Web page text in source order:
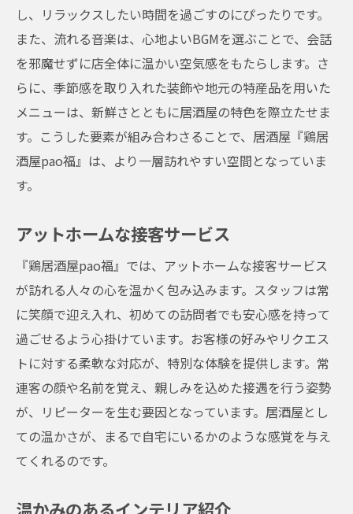
し、リラックスしたい時間を過ごすのにぴったりです。
また、流れる音楽は、心地よいBGMを選ぶことで、会話
を邪魔せずに店全体に温かい空気感をもたらします。さ
らに、季節感を取り入れた装飾や地元の特産品を用いた
メニューは、新鮮さとともに居酒屋の特色を際立たせま
す。こうした要素が組み合わさることで、居酒屋『鶏居
酒屋pao福』は、より一層訪れやすい空間となっていま
す。
アットホームな接客サービス
『鶏居酒屋pao福』では、アットホームな接客サービス
が訪れる人々の心を温かく包み込みます。スタッフは常
に笑顔で迎え入れ、初めての訪問者でも安心感を持って
過ごせるよう心掛けています。お客様の好みやリクエス
トに対する柔軟な対応が、特別な体験を提供します。常
連客の顔や名前を覚え、親しみを込めた接遇を行う姿勢
が、リピーターを生む要因となっています。居酒屋とし
ての温かさが、まるで自宅にいるかのような感覚を与え
てくれるのです。
温かみのあるインテリア紹介